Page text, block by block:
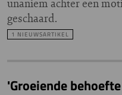
unaniem achter een
geschaard.
1 NIEUWSARTIKEL
'Groeiende